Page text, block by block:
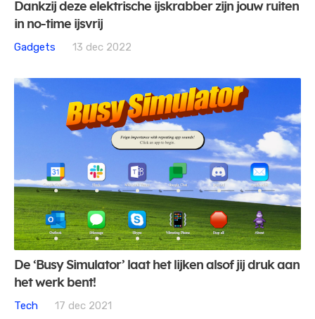
Dankzij deze elektrische ijskrabber zijn jouw ruiten
in no-time ijsvrij
Gadgets
13 dec 2022
De ‘Busy Simulator’ laat het lijken alsof jij druk aan
het werk bent!
Tech
17 dec 2021